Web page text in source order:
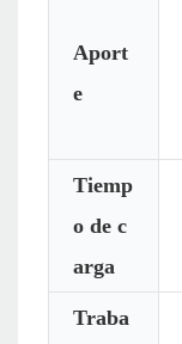
Aport
e
Tiemp
o de c
arga
Traba